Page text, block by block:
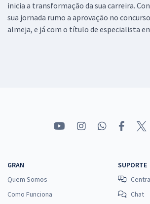
inicia a transformação da sua carreira.
sua jornada rumo a aprovação no
almeja, e já com o título de especialista
GRAN
Quem Somos
Como Funciona
SUPORTE
Chat